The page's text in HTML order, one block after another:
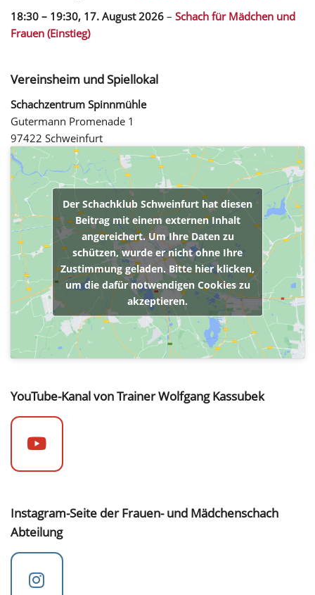
18:30 – 19:30, 17. August 2026 – Schach für Mädchen und
Frauen (Einstieg)
Vereinsheim und Spiellokal
Schachzentrum Spinnmühle
Gutermann Promenade 1
97422 Schweinfurt
Der Schachklub Schweinfurt hat diesen
Beitrag mit einem externen Inhalt
angereichert. Um Ihre Daten zu
schützen, wurde er nicht ohne Ihre
Zustimmung geladen. Bitte hier klicken,
um die dafür notwendigen Cookies zu
akzeptieren.
YouTube-Kanal von Trainer Wolfgang Kassubek
Instagram-Seite der Frauen- und Mädchenschach
Abteilung